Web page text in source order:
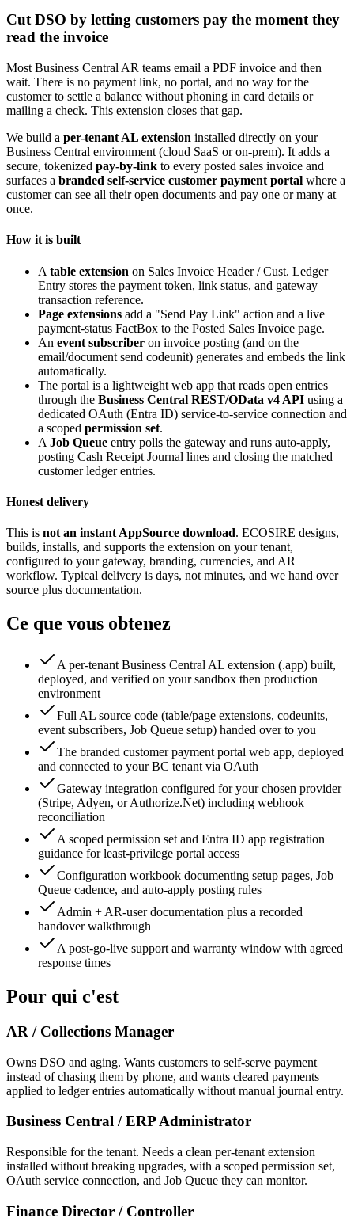
Cut DSO by letting customers pay the moment they
read the invoice
Most Business Central AR teams email a PDF invoice and then
wait. There is no payment link, no portal, and no way for the
customer to settle a balance without phoning in card details or
mailing a check. This extension closes that gap.
We build a per-tenant AL extension installed directly on your
Business Central environment (cloud SaaS or on-prem). It adds a
secure, tokenized pay-by-link to every posted sales invoice and
surfaces a branded self-service customer payment portal where a
customer can see all their open documents and pay one or many at
once.
How it is built
A table extension on Sales Invoice Header / Cust. Ledger
Entry stores the payment token, link status, and gateway
transaction reference.
Page extensions add a "Send Pay Link" action and a live
payment-status FactBox to the Posted Sales Invoice page.
An event subscriber on invoice posting (and on the
email/document send codeunit) generates and embeds the link
automatically.
The portal is a lightweight web app that reads open entries
through the Business Central REST/OData v4 API using a
dedicated OAuth (Entra ID) service-to-service connection and
a scoped permission set.
A Job Queue entry polls the gateway and runs auto-apply,
posting Cash Receipt Journal lines and closing the matched
customer ledger entries.
Honest delivery
This is not an instant AppSource download. ECOSIRE designs,
builds, installs, and supports the extension on your tenant,
configured to your gateway, branding, currencies, and AR
workflow. Typical delivery is days, not minutes, and we hand over
source plus documentation.
Ce que vous obtenez
A per-tenant Business Central AL extension (.app) built,
deployed, and verified on your sandbox then production
environment
Full AL source code (table/page extensions, codeunits,
event subscribers, Job Queue setup) handed over to you
The branded customer payment portal web app, deployed
and connected to your BC tenant via OAuth
Gateway integration configured for your chosen provider
(Stripe, Adyen, or Authorize.Net) including webhook
reconciliation
A scoped permission set and Entra ID app registration
guidance for least-privilege portal access
Configuration workbook documenting setup pages, Job
Queue cadence, and auto-apply posting rules
Admin + AR-user documentation plus a recorded
handover walkthrough
A post-go-live support and warranty window with agreed
response times
Pour qui c'est
AR / Collections Manager
Owns DSO and aging. Wants customers to self-serve payment
instead of chasing them by phone, and wants cleared payments
applied to ledger entries automatically without manual journal entry.
Business Central / ERP Administrator
Responsible for the tenant. Needs a clean per-tenant extension
installed without breaking upgrades, with a scoped permission set,
OAuth service connection, and Job Queue they can monitor.
Finance Director / Controller